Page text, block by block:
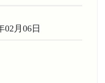
02月06日